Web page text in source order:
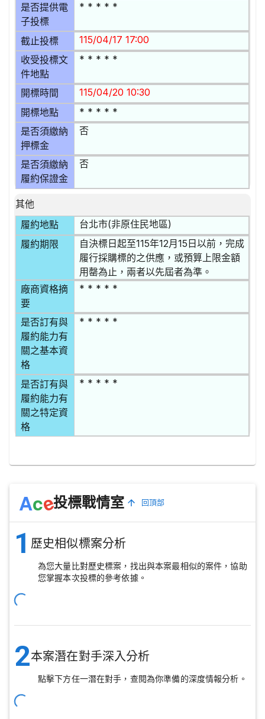
是否提供電
子投標
* * * * *
截止投標 115/04/17 17:00
收受投標文
件地點
* * * * *
開標時間 115/04/20 10:30
開標地點 * * * * *
是否須繳納
押標金
否
是否須繳納
履約保證金
否
其他
履約地點
台北市(非原住民地區)
履約期限
自決標日起至115年12月15日以前，完成
履行採購標的之供應，或預算上限金額
用罄為止，兩者以先屆者為準。
廠商資格摘
要
* * * * *
是否訂有與
履約能力有
關之基本資
格
* * * * *
是否訂有與
履約能力有
關之特定資
格
* * * * *
Ace投標戰情室 回頂部
1 歷史相似標案分析
為您大量比對歷史標案，找出與本案最相似的案件，協助
您掌握本次投標的參考依據。
2本案潛在對手深入分析
點擊下方任一潛在對手，查閱為你準備的深度情報分析。